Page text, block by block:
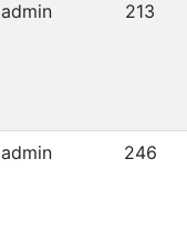
admin 213
admin 246